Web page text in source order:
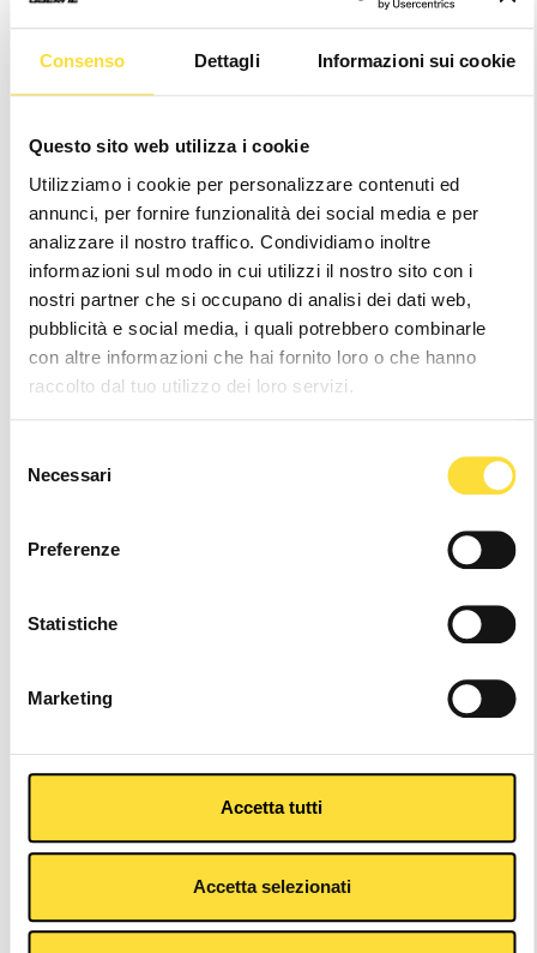
Consenso Dettagli Informazioni sui cookie
Questo sito web utilizza i cookie
Utilizziamo i cookie per personalizzare contenuti ed
annunci, per fornire funzionalità dei social media e per
analizzare il nostro traffico. Condividiamo inoltre
informazioni sul modo in cui utilizzi il nostro sito con i
nostri partner che si occupano di analisi dei dati web,
pubblicità e social media, i quali potrebbero combinarle
con altre informazioni che hai fornito loro o che hanno
raccolto dal tuo utilizzo dei loro servizi.
delNecessari
Preferenze
Statistiche
Marketing
Accetta tutti
Accetta selezionati
SG22 FUTURE DUSK
€699,90
SG22 MAGMA MJK LE
€729,90
SG12 BLACK
€559,90